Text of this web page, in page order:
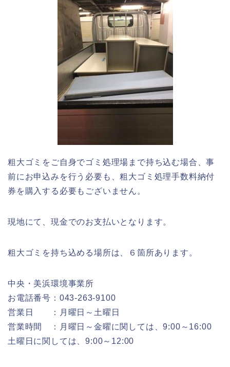
粗大ゴミをご自身でゴミ処理場まで持ち込む場合、事
前にお申込みを行う必要も、粗大ゴミ処理手数料納付
券を購入する必要もございません。
現地にて、現金でのお支払いとなります。
粗大ゴミを持ち込める場所は、６箇所あります。
中央・美浜環境事業所
お電話番号：043-263-9100
営業日 ：月曜日～土曜日
営業時間 ：月曜日～金曜に関しては、9:00～16:00
土曜日に関しては、9:00～12:00